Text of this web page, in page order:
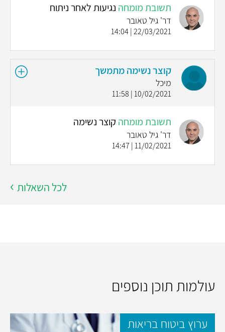
תשובת מומחה נגיעות לאחר ניתוח
דר' גיל טאובר
22/03/2021 | 14:04
קוצר נשימה מתמשך
מיכל
10/02/2021 | 11:58
תשובת מומחה קוצר נשימה
דר' גיל טאובר
11/02/2021 | 14:47
לכל השאלות
עולמות תוכן נוספים
ערוץ ביטוח בריאות